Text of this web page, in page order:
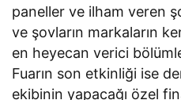
paneller ve ilham veren
ve şovların markaların
en heyecan verici
Fuarın son etkinliği ise
ekibinin yapacağı özel